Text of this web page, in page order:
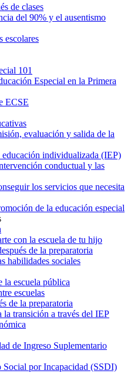
de clases
del 90% y el ausentismo
escolares
101
Especial en la Primera
ECSE
evaluación y salida de la
educación individualizada (IEP)
conductual y las
los servicios que necesita
de la educación especial
con la escuela de tu hijo
de la preparatoria
habilidades sociales
la escuela pública
escuelas
de la preparatoria
la transición a través del IEP
de Ingreso Suplementario
Social por Incapacidad (SSDI)